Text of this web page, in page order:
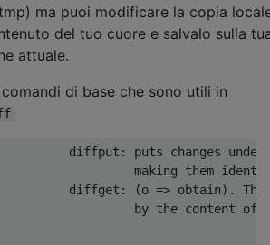
ma puoi modificare la copia
del tuo cuore e salvalo sulla
attuale.
di base che sono utili in
diffput: puts changes
making them
diffget: (o => obtain). The
by the content of